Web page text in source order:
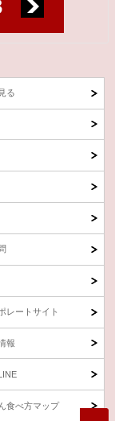
る
レートサイト
報
食べ方マップ